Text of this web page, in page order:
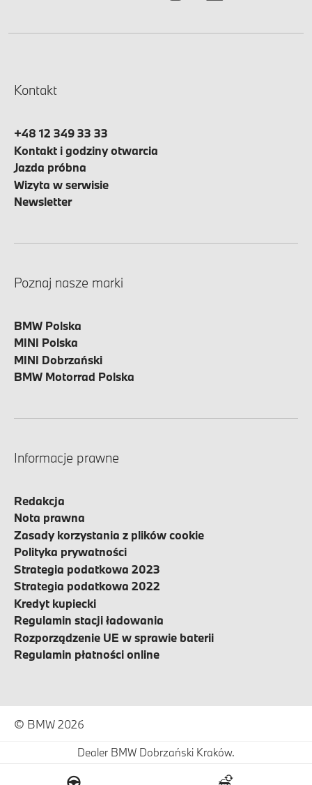
Dealer BMW Dobrzański Kraków.
Kontakt
+48 12 349 33 33
Kontakt i godziny otwarcia
Jazda próbna
Wizyta w serwisie
Newsletter
Poznaj nasze marki
BMW Polska
MINI Polska
MINI Dobrzański
BMW Motorrad Polska
Informacje prawne
Redakcja
Nota prawna
Zasady korzystania z plików cookie
Polityka prywatności
Strategia podatkowa 2023
Strategia podatkowa 2022
Kredyt kupiecki
Regulamin stacji ładowania
Rozporządzenie UE w sprawie baterii
Regulamin płatności online
© BMW 2026